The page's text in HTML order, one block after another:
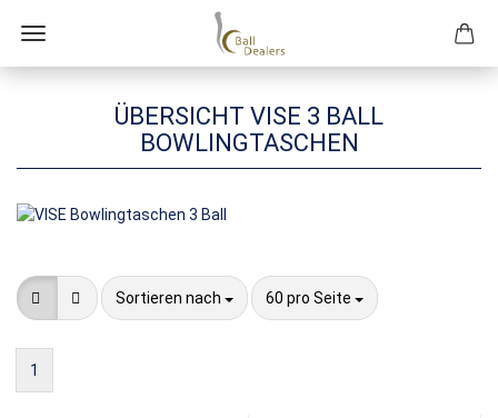
ÜBERSICHT VISE 3 BALL
BOWLINGTASCHEN
Sortieren nach
Sortieren nach 60 pro Seite
pro Seite
1